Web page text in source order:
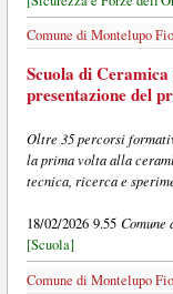
Comune di Montelupo
Scuola di
presentazione del
Oltre 35 percorsi
la prima volta alla
tecnica, ricerca e
18/02/2026 9.55
[Scuola]
Comune di Montelupo